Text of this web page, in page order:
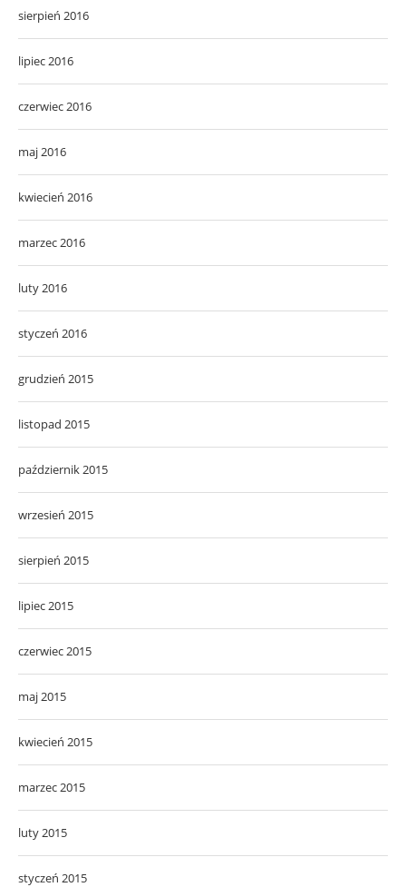
sierpień 2016
lipiec 2016
czerwiec 2016
maj 2016
kwiecień 2016
marzec 2016
luty 2016
styczeń 2016
grudzień 2015
listopad 2015
październik 2015
wrzesień 2015
sierpień 2015
lipiec 2015
czerwiec 2015
maj 2015
kwiecień 2015
marzec 2015
luty 2015
styczeń 2015